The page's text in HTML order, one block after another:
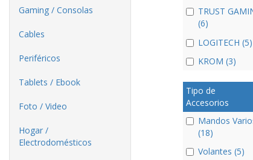
Gaming / Consolas
Cables
Periféricos
Tablets / Ebook
Foto / Video
Hogar /
Electrodomésticos
TRUST
(6)
LOGITECH (5)
KROM (3)
Tipo de
Accesorios
Mandos
(18)
Volantes (5)